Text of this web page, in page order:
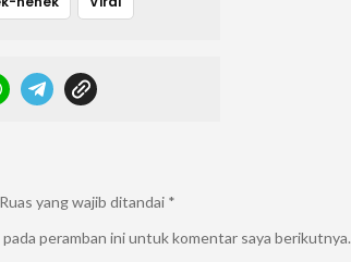
Ruas yang wajib ditandai *
peramban ini untuk komentar saya berikutnya.